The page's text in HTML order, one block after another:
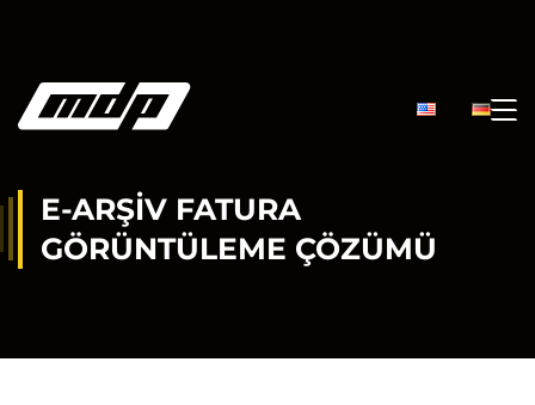
E-ARŞIV FATURA
GÖRÜNTÜLEME ÇÖZÜMÜ